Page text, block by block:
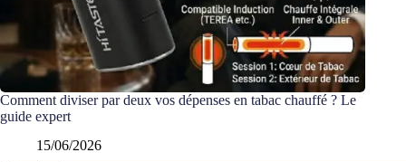
Comment diviser par deux vos dépenses en tabac chauffé ? Le
guide expert
15/06/2026